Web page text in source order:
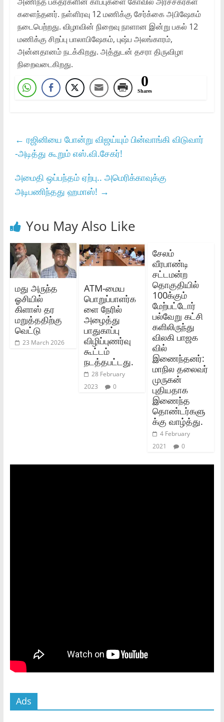
களைந்தனர். நள்ளிரவு 12 மணிக்கு சேர்க்கை அபிஷேகம்
நடைபெற்றது. விழாவின் நிறைவு நாளான இன்று பகல் 12
மணிக்கு சிறப்பு பாலாபிஷேகம், புஷ்ப அலங்காரம்,
அன்னதானம் நடக்கிறது. அத்துடன் தசரா திருவிழா
நிறைவடைகிறது.
0
Shares
← ரஜினியை போன்று விஜய்யும் பின்வாங்கி விடுவார்
-அடித்து கூறும் எஸ்.வி.சேகர்!
அமைதி ஒப்பந்தம் ஏற்பு.. அமெரிக்காவுக்கு
அடிபணிந்தது ஹமாஸ்! →
You May Also Like
மது அருந்த
ஓசியில்
கிளாஸ் தர
மறுத்ததிற்கு
வெட்டு
23 March 2026
ATM-மைய
பொறுப்பாளர்க
ளை நேரில்
அழைத்து
பாதுகாப்பு
விழிப்புணர்வு
கூட்டம்
நடத்தபட்டது.
28 February
2023
0
சேலம்
வீரபாண்டி
சட்டமன்ற
தொகுதியில்
100க்கும்
மேற்பட்டோர்
பல்வேறு கட்சி
களிலிருந்து
விலகி பாஜக
வில்
இணைந்தனர்:
மாநில தலைவர்
முருகன்
புதியதாக
இணைந்த
தொண்டர்களு
க்கு வாழ்த்து.
4 February
2021
0
Ads